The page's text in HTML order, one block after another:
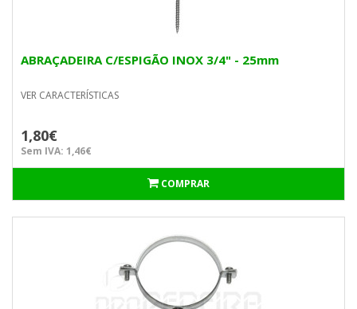
ABRAÇADEIRA C/ESPIGÃO INOX 3/4" - 25mm
VER CARACTERÍSTICAS
1,80€
Sem IVA: 1,46€
COMPRAR